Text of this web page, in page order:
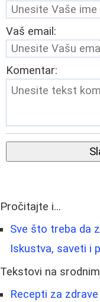
Vaš email:
Komentar:
Pročitajte i...
Sve što treba da
Iskustva, saveti i
Tekstovi na
Recepti za